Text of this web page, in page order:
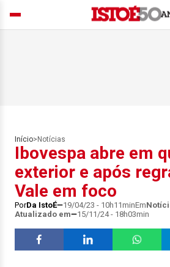
Início> Notícias
Ibovespa abre em
exterior e após
Vale em foco
PorDa IstoÉ 19/04/23 - 10h11minEm
Atualizado em
15/11/24 - 18h03min